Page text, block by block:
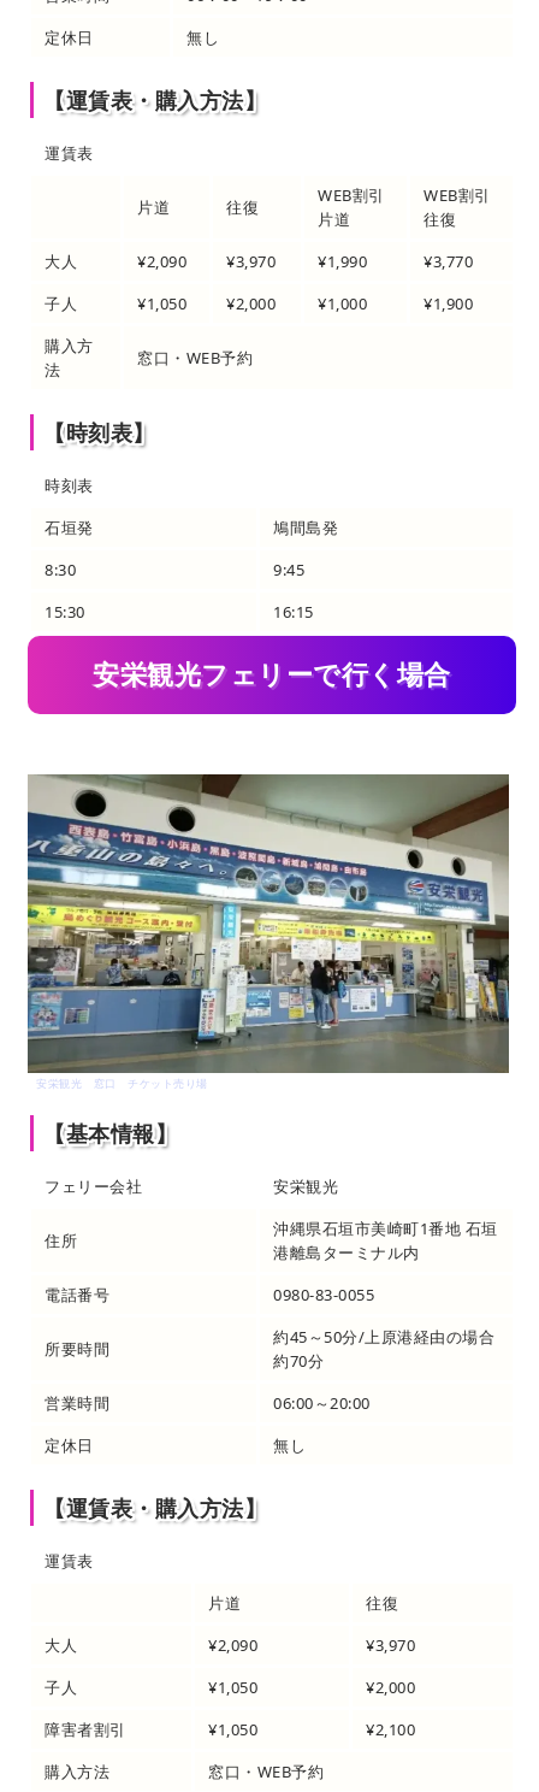
定休日
無し
【運賃表・購入方法】
運賃表
片道 往復
WEB割引
片道
WEB割引
往復
大人
¥2,090 ¥3,970 ¥1,990
¥3,770
子人
¥1,050 ¥2,000 ¥1,000
¥1,900
購入方
法
窓口・WEB予約
【時刻表】
時刻表
石垣発
鳩間島発
8:30
9:45
15:30
16:15
行き方②
安栄観光フェリーで行く場合
安栄観光 窓口 チケット売り場
【基本情報】
フェリー会社 安栄観光
住所
沖縄県石垣市美崎町1番地 石垣
港離島ターミナル内
電話番号
0980-83-0055
所要時間
約45～50分/上原港経由の場合
約70分
営業時間
06:00～20:00
定休日
無し
【運賃表・購入方法】
運賃表
片道
往復
大人
¥2,090
¥3,970
子人
¥1,050
¥2,000
障害者割引
¥1,050
¥2,100
購入方法
窓口・WEB予約